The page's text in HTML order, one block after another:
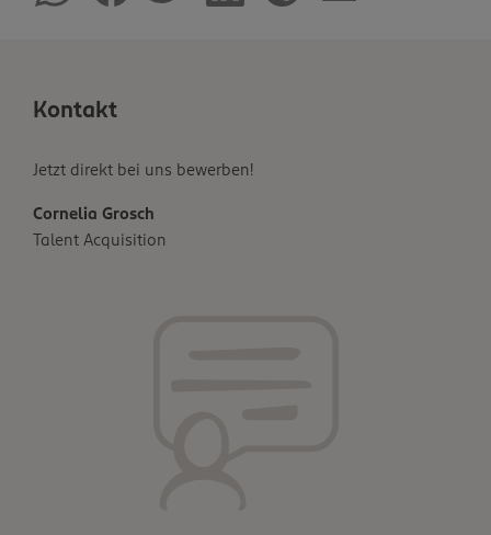
Kontakt
Jetzt direkt bei uns bewerben!
Cornelia Grosch
Talent Acquisition